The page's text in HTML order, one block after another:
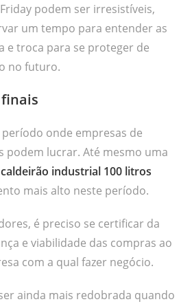
podem ser irresistíveis,
um tempo para entender as
e troca para se proteger de
no futuro.
período onde empresas de
podem lucrar. Até mesmo uma
caldeirão industrial 100 litros
mais alto neste período.
é preciso se certificar da
e viabilidade das compras ao
com a qual fazer negócio.
ainda mais redobrada quando